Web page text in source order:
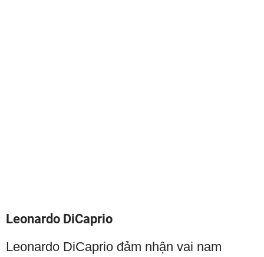
Leonardo DiCaprio
Leonardo DiCaprio đảm nhận vai nam